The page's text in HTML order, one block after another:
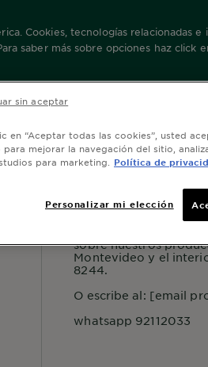
Cookies, tecnologías relacionadas
saber más sobre opciones haz click
SERVICIO AL
sobre nuestros
Montevideo y el
8244.
O escribe al: [email
whatsapp 92112033
en “Aceptar todas las cookies”, usted
mejorar la navegación del sitio,
para marketing.
Política de
Personalizar mi elección
sin aceptar